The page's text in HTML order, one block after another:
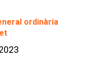
ordinària